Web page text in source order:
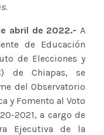
abril de 2022.- A
de Educación
de Elecciones y
de Chiapas, se
del Observatorio
y Fomento al Voto
2021, a cargo de
Ejecutiva de la